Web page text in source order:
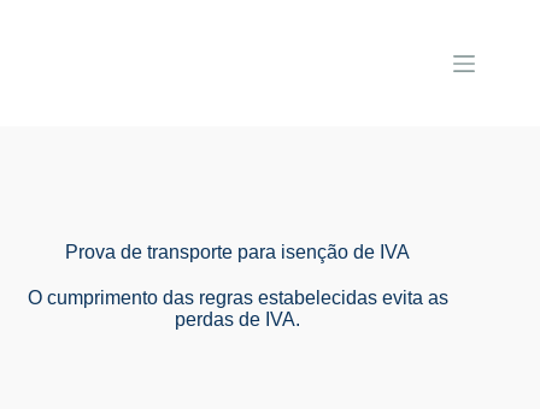
Prova de transporte para isenção de IVA
O cumprimento das regras estabelecidas evita as
perdas de IVA.